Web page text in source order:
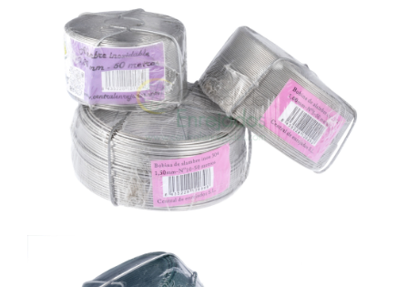
BOBINAS DE ALAMBRE CON DISPENSADOR
BOBINAS DE ALAMBRE CON DISPENSADOR